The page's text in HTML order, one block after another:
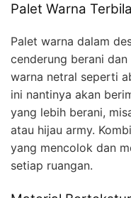
Palet Warna
Palet warna dalam
cenderung berani
warna netral seperti
ini nantinya akan
yang lebih berani,
atau hijau army.
yang mencolok dan
setiap ruangan.